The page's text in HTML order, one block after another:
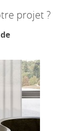
projet ?